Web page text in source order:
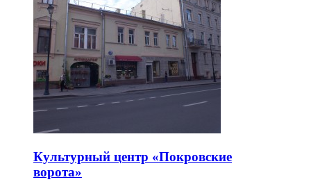
Культурный центр «Покровские
ворота»